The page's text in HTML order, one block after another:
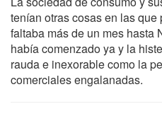
tenían otras cosas en las
faltaba más de un mes hasta
había comenzado ya y la
rauda e inexorable como la
comerciales engalanadas.